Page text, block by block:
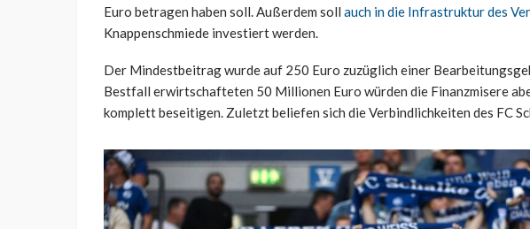
Euro betragen haben soll. Außerdem soll auch in die Infrastruktur des
Knappenschmiede investiert werden.
Der Mindestbeitrag wurde auf 250 Euro zuzüglich einer
Bestfall erwirtschafteten 50 Millionen Euro würden die Finanzmisere
komplett beseitigen. Zuletzt beliefen sich die Verbindlichkeiten des FC